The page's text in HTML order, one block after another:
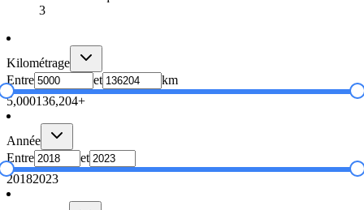
3
Kilométrage
Entre
et
km
5,000136,204+
Année
Entre
et
20182023